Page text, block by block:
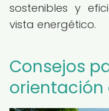
sostenibles y
vista energético.
Consejos
orientación